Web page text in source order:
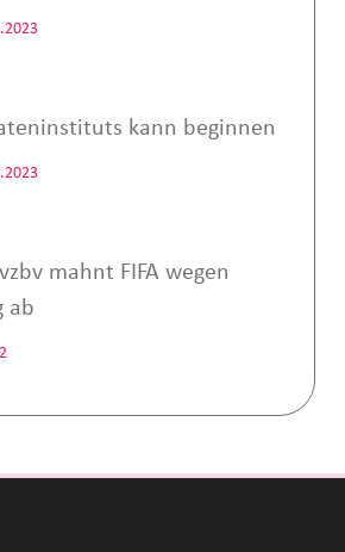
kann beginnen
mahnt FIFA wegen
ab